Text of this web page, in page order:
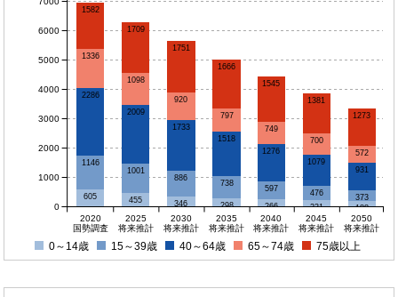
605 455 346 298 266 231 188
1146
1001
886
738
597
476 373
2286
2009
1733
1518
1276
1079
931
1336
1098
920
797
749
700
572
1582
1709
1751
1666
1545
1381
1273
2020
国勢調査
2025
将来推計
2030
将来推計
2035
将来推計
2040
将来推計
2045
将来推計
2050
将来推計
0
1000
2000
3000
4000
5000
6000
0～14歳 15～39歳 40～64歳 65～74歳 75歳以上